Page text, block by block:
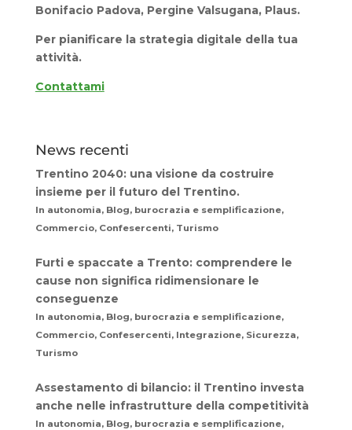
Bonifacio Padova, Pergine Valsugana, Plaus.
Per pianificare la strategia digitale della tua
attività.
Contattami
News recenti
Trentino 2040: una visione da costruire
insieme per il futuro del Trentino.
In autonomia, Blog, burocrazia e semplificazione,
Commercio, Confesercenti, Turismo
Furti e spaccate a Trento: comprendere le
cause non significa ridimensionare le
conseguenze
In autonomia, Blog, burocrazia e semplificazione,
Commercio, Confesercenti, Integrazione, Sicurezza,
Turismo
Assestamento di bilancio: il Trentino investa
anche nelle infrastrutture della competitività
In autonomia, Blog, burocrazia e semplificazione,